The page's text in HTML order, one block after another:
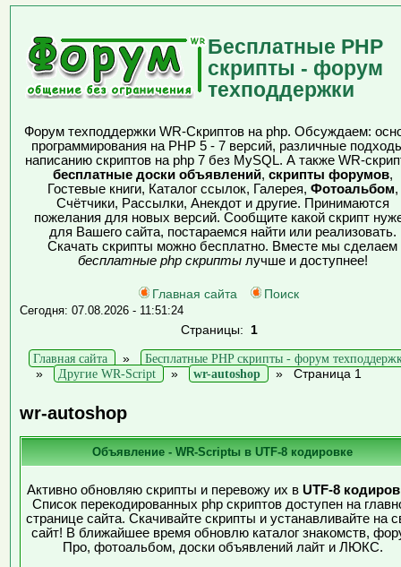
Бесплатные PHP
скрипты - форум
техподдержки
Форум техподдержки WR-Скриптов на php. Обсуждаем:
программирования на PHP 5 - 7 версий, различные
написанию скриптов на php 7 без MySQL. А также WR-
бесплатные доски объявлений, скрипты форумов,
Гостевые книги, Каталог ссылок, Галерея, Фотоальбом,
Счётчики, Рассылки, Анекдот и другие. Принимаются
пожелания для новых версий. Сообщите какой скрипт
для Вашего сайта, постараемся найти или реализовать.
Скачать скрипты можно бесплатно. Вместе мы сделаем
бесплатные php скриптылучше и доступнее!
Главная сайта Поиск
Сегодня: 07.08.2026 - 11:51:24
Страницы: 1
Главная сайта
»
Бесплатные PHP скрипты - форум
»
Другие WR-Script » wr-autoshop » Страница 1
wr-autoshop
Объявление - WR-Scriptы в UTF-8 кодировке
Активно обновляю скрипты и перевожу их в UTF-8
Список перекодированных php скриптов доступен на
странице сайта. Скачивайте скрипты и устанавливайте на
сайт! В ближайшее время обновлю каталог знакомств,
Про, фотоальбом, доски объявлений лайт и ЛЮКС.